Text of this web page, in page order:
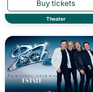
Theater